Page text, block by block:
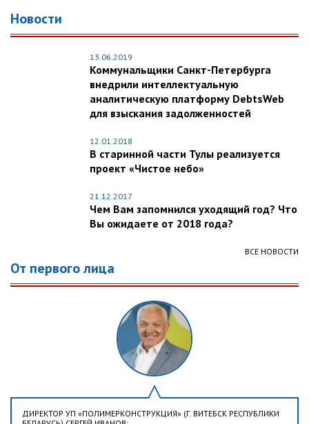
Новости
13.06.2019
Коммунальщики Санкт-Петербурга
внедрили интеллектуальную
аналитическую платформу DebtsWeb
для взыскания задолженностей
12.01.2018
В старинной части Тулы реализуется
проект «Чистое небо»
21.12.2017
Чем Вам запомнился уходящий год? Что
Вы ожидаете от 2018 года?
ВСЕ НОВОСТИ
От первого лица
ДИРЕКТОР УП «ПОЛИМЕРКОНСТРУКЦИЯ» (Г. ВИТЕБСК РЕСПУБЛИКИ